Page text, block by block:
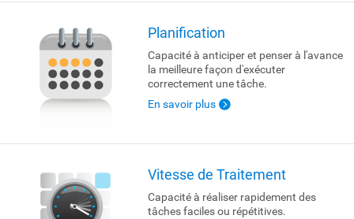
Planification
Capacité à anticiper et penser à l'avance
la meilleure façon d'exécuter
correctement une tâche.
En savoir plus
Vitesse de Traitement
Capacité à réaliser rapidement des
tâches faciles ou répétitives.